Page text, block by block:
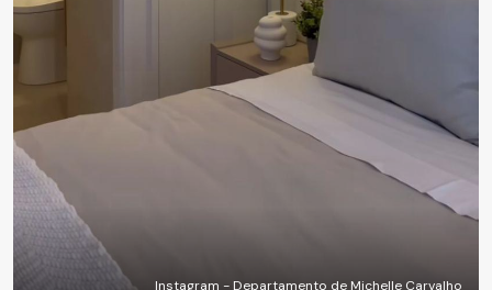
Instagram - Departamento de Michelle Carvalho